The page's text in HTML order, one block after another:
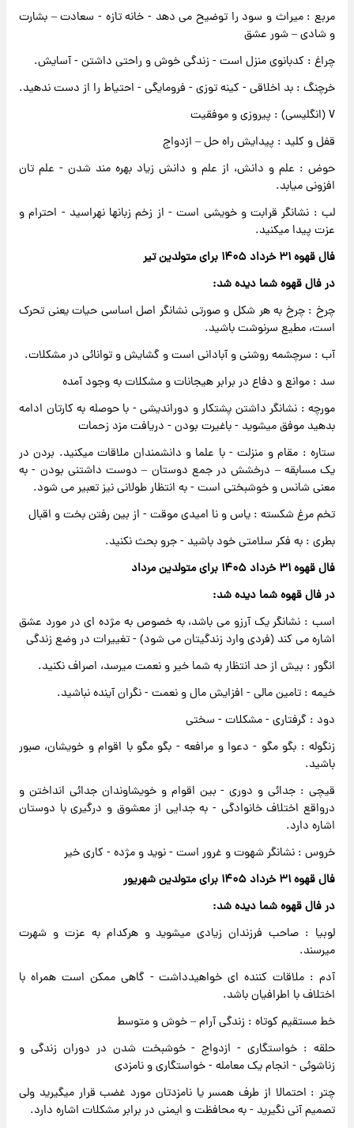
مربع : میراث و سود را توضیح می دهد - خانه تازه - سعادت – بشارت
و شادی – شور عشق
چراغ : کدبانوی منزل است - زندگی خوش و راحتی داشتن - آسایش.
خرچنگ : بد اخلاقی - کینه توزی - فرومایگی - احتیاط را از دست ندهید.
قفل و کلید : پیدایش راه حل – ازدواج
حوض : علم و دانش، از علم و دانش زیاد بهره مند شدن - علم تان
افزونی میابد.
لب : نشانگر قرابت و خویشی است - از زخم زبانها نهراسید - احترام و
عزت پیدا میکنید.
فال قهوه ۳۱ خرداد ۱۴۰۵ برای متولدین تیر
در فال قهوه شما دیده شد:
چرخ : چرخ به هر شکل و صورتی نشانگر اصل اساسی حیات یعنی تحرک
است، مطیع سرنوشت باشید.
آب : سرچشمه روشنی و آبادانی است و گشایش و توانائی در مشکلات.
سد : موانع و دفاع در برابر هیجانات و مشکلات به وجود آمده
مورچه : نشانگر داشتن پشتکار و دوراندیشی - با حوصله به کارتان ادامه
بدهید موفق میشوید - باغیرت بودن - دریافت مزد زحمات
ستاره : مقام و منزلت - با علما و دانشمندان ملاقات میکنید. بردن در
یک مسابقه – درخشش در جمع دوستان – دوست داشتنی بودن - به
معنی شانس و خوشبختی است - به انتظار طولانی نیز تعبیر می شود.
تخم مرغ شکسته : یاس و نا امیدی موقت - از بین رفتن بخت و اقبال
بطری : به فکر سلامتی خود باشید - جرو بحث نکنید.
فال قهوه ۳۱ خرداد ۱۴۰۵ برای متولدین مرداد
در فال قهوه شما دیده شد:
اسب : نشانگر یک آرزو می باشد، به خصوص به مژده ای در مورد عشق
اشاره می کند (فردی وارد زندگیتان می شود) - تغییرات در وضع زندگی
انگور : بیش از حد انتظار به شما خیر و نعمت میرسد، اصراف نکنید.
خیمه : تامین مالی - افزایش مال و نعمت - نگران آینده نباشید.
دود : گرفتاری - مشکلات - سختی
زنگوله : بگو مگو - دعوا و مرافعه - بگو مگو با اقوام و خویشان، صبور
باشید.
قیچی : جدائی و دوری - بین اقوام و خویشاوندان جدائی انداختن و
درواقع اختلاف خانوادگی - به جدایی از معشوق و درگیری با دوستان
اشاره دارد.
خروس : نشانگر شهوت و غرور است - نوید و مژده - کاری خیر
فال قهوه ۳۱ خرداد ۱۴۰۵ برای متولدین شهریور
در فال قهوه شما دیده شد:
لوبیا : صاحب فرزندان زیادی میشوید و هرکدام به عزت و شهرت
میرسند.
آدم : ملاقات کننده ای خواهیدداشت - گاهی ممکن است همراه با
اختلاف با اطرافیان باشد.
خط مستقیم کوتاه : زندگی آرام – خوش و متوسط
حلقه : خواستگاری - ازدواج - خوشبخت شدن در دوران زندگی و
زناشوئی - انجام یک معامله - خواستگاری و نامزدی
چتر : احتمالا از طرف همسر یا نامزدتان مورد غضب قرار میگیرید ولی
تصمیم آنی نگیرید - به محافظت و ایمنی در برابر مشکلات اشاره دارد.